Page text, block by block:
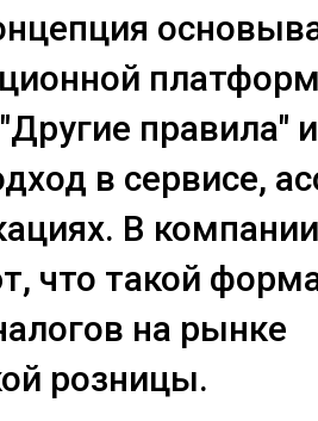
правила"
в сервисе,
В компании
что такой
на рынке
розницы.